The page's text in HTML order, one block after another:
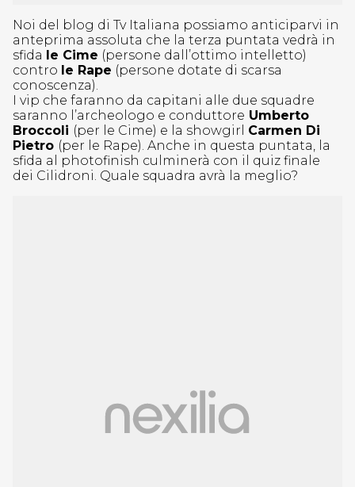
Noi del blog di Tv Italiana possiamo anticiparvi in
anteprima assoluta che la terza puntata vedrà in
sfida le Cime (persone dall’ottimo intelletto)
contro le Rape (persone dotate di scarsa
conoscenza).
I vip che faranno da capitani alle due squadre
saranno l’archeologo e conduttore Umberto
Broccoli (per le Cime) e la showgirl Carmen Di
Pietro (per le Rape). Anche in questa puntata, la
sfida al photofinish culminerà con il quiz finale
dei Cilidroni. Quale squadra avrà la meglio?